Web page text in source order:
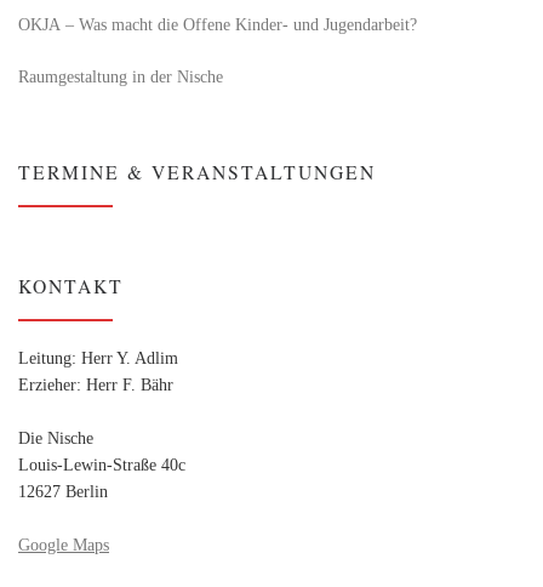
OKJA – Was macht die Offene Kinder- und Jugendarbeit?
Raumgestaltung in der Nische
TERMINE & VERANSTALTUNGEN
KONTAKT
Leitung: Herr Y. Adlim
Erzieher: Herr F. Bähr
Die Nische
Louis-Lewin-Straße 40c
12627 Berlin
Google Maps